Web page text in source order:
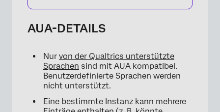
AUA-DETAILS
Nur von der Qualtrics unterstützte
Sprachen sind mit AUA kompatibel.
Benutzerdefinierte Sprachen werden
nicht unterstützt.
Eine bestimmte Instanz kann mehrere